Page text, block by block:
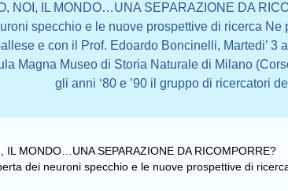
NOI, IL MONDO…UNA SEPARAZIONE DA
specchio e le nuove prospettive di ricerca Ne
e con il Prof. Edoardo Boncinelli, Martedi’ 3
Magna Museo di Storia Naturale di Milano
gli anni ‘80 e ’90 il gruppo di ricercatori
IL MONDO…UNA SEPARAZIONE DA RICOMPORRE?
dei neuroni specchio e le nuove prospettive di